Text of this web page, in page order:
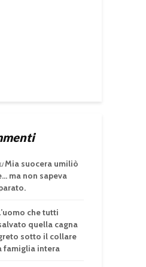
Mia suocera umiliò
ma non sapeva
che tutti
quella cagna
sotto il collare
famiglia intera